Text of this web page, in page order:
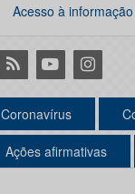
Acesso à informação
RSS YoutubeInstagram
Coronavírus
Ações afirmativas